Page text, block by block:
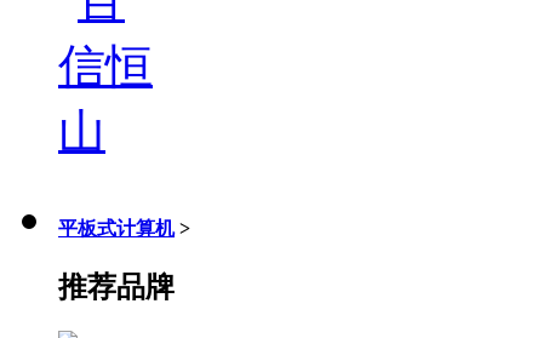
平板式计算机 >
推荐品牌